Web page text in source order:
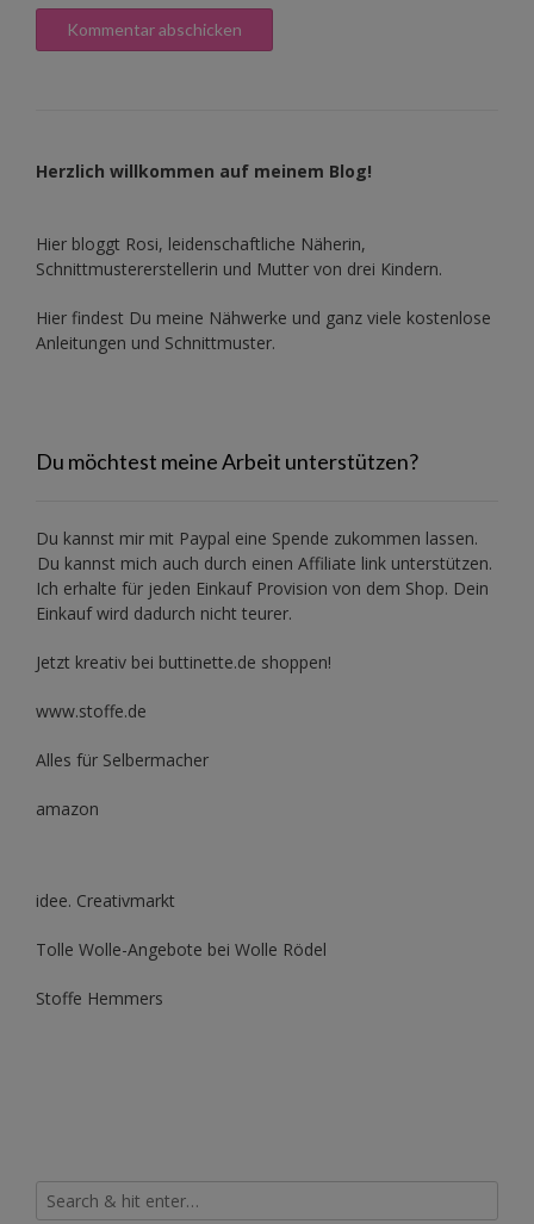
Herzlich willkommen auf meinem Blog!
Hier bloggt Rosi, leidenschaftliche Näherin,
Schnittmustererstellerin und Mutter von drei Kindern.
Hier findest Du meine Nähwerke und ganz viele kostenlose
Anleitungen und Schnittmuster.
Du möchtest meine Arbeit unterstützen?
Du kannst mir mit Paypal eine Spende zukommen lassen.
Du kannst mich auch durch einen Affiliate link unterstützen.
Ich erhalte für jeden Einkauf Provision von dem Shop. Dein
Einkauf wird dadurch nicht teurer.
Jetzt kreativ bei buttinette.de shoppen!
www.stoffe.de
Alles für Selbermacher
amazon
idee. Creativmarkt
Tolle Wolle-Angebote bei Wolle Rödel
Stoffe Hemmers